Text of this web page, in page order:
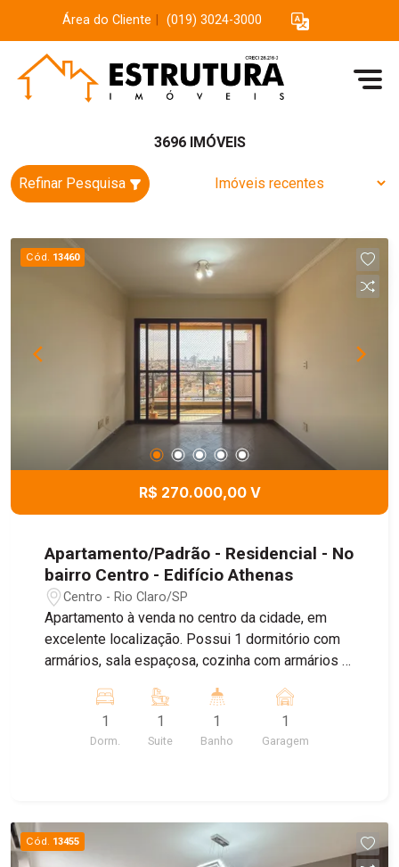
Área do Cliente (019) 3024-3000
3696 IMÓVEIS
Refinar Pesquisa
Cód. 13460
R$ 270.000,00 V
Apartamento/Padrão - Residencial - No
bairro Centro - Edifício Athenas
Centro - Rio Claro/SP
Apartamento à venda no centro da cidade, em
excelente localização. Possui 1 dormitório com
armários, sala espaçosa, cozinha com armários e
quem busca praticidade, conforto e fácil acesso
ao comércio e serviços. Agende sua visita!
1
Dorm.
1
Suite
1
Banho
1
Garagem
Cód. 13455